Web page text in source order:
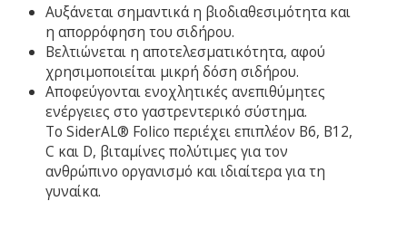
Αυξάνεται σημαντικά η βιοδιαθεσιμότητα και
η απορρόφηση του σιδήρου.
Βελτιώνεται η αποτελεσματικότητα, αφού
χρησιμοποιείται μικρή δόση σιδήρου.
Αποφεύγονται ενοχλητικές ανεπιθύμητες
ενέργειες στο γαστρεντερικό σύστημα.
Το SiderAL® Folico περιέχει επιπλέον Β6, Β12,
C και D, βιταμίνες πολύτιμες για τον
ανθρώπινο οργανισμό και ιδιαίτερα για τη
γυναίκα.